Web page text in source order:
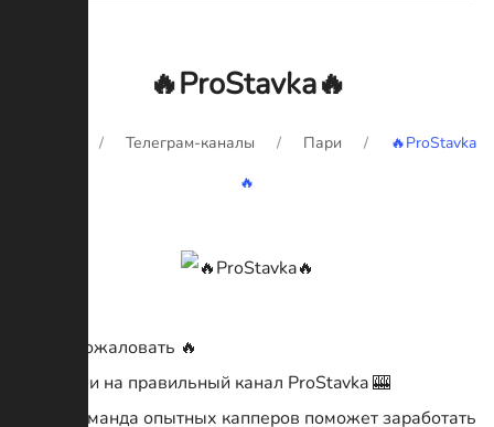
🔥ProStavka🔥
Телеграм-каналы Пари
🔥ProStavka
🔥
Добро пожаловать 🔥
Вы зашли на правильный канал ProStavka 🎰
Наша команда опытных капперов поможет заработать